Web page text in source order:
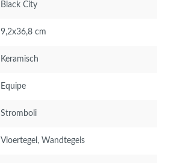
Black City
9,2x36,8 cm
Keramisch
Equipe
Stromboli
Vloertegel , Wandtegels